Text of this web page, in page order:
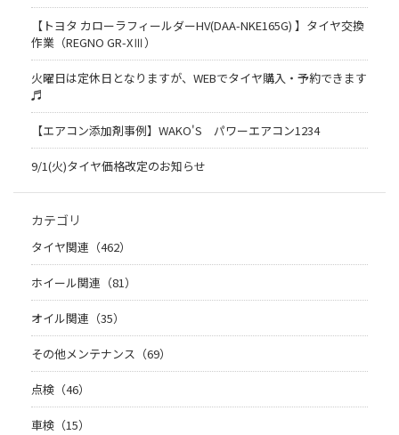
【トヨタ カローラフィールダーHV(DAA-NKE165G) 】タイヤ交換
作業（REGNO GR-XⅢ）
火曜日は定休日となりますが、WEBでタイヤ購入・予約できます
♬
【エアコン添加剤事例】WAKO'S パワーエアコン1234
9/1(火)タイヤ価格改定のお知らせ
カテゴリ
タイヤ関連（462）
ホイール関連（81）
オイル関連（35）
その他メンテナンス（69）
点検（46）
車検（15）